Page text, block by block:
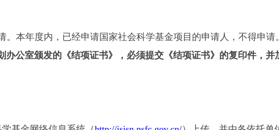
本年度内，已经申请国家社会科学基金项目的申请人，不得申请
公室颁发的《结项证书》，必须提交《结项证书》的复印件，并